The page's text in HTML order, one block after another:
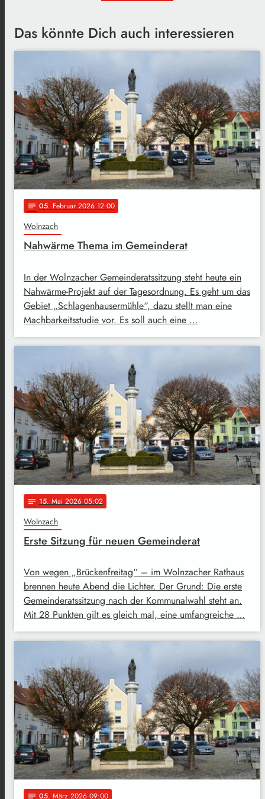
Das könnte Dich auch interessieren
notes 05. Februar 2026 12:00
Wolnzach
Nahwärme Thema im Gemeinderat
In der Wolnzacher Gemeinderatssitzung steht heute ein
Nahwärme-Projekt auf der Tagesordnung. Es geht um das
Gebiet „Schlagenhausermühle“, dazu stellt man eine
Machbarkeitsstudie vor. Es soll auch eine …
notes 15. Mai 2026 05:02
Wolnzach
Erste Sitzung für neuen Gemeinderat
Von wegen „Brückenfreitag“ – im Wolnzacher Rathaus
brennen heute Abend die Lichter. Der Grund: Die erste
Gemeinderatssitzung nach der Kommunalwahl steht an.
Mit 28 Punkten gilt es gleich mal, eine umfangreiche …
notes 05. März 2026 09:00